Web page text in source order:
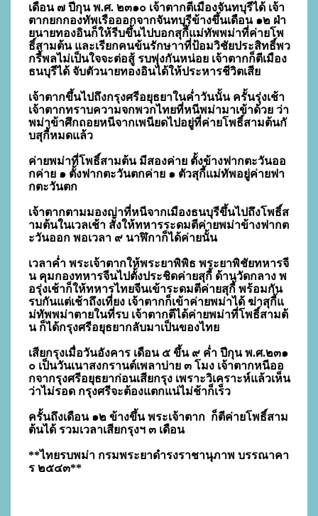
เดือน ๗ ปีกุน พ.ศ. ๒๓๑๐ เจ้าตากตีเมืองจันทบุรีได้ เจ้า
ตากยกกองทัพเรือออกจากจันทบุรีข้างขึ้นเดือน ๑๒ ฝ่า
ยนายทองอินก็ให้รีบขึ้นไปบอกสุกี้แม่ทัพพม่าที่ค่ายโพ
ธิ์สามต้น และเรียกคนข้นรักษาาที่ป้อมวิชัยประสิทธิ์พว
กรี้พลไม่เป็นใจจะต่อสู้ รบพุ่งกันหน่อย เจ้าตากก็ตีเมือง
ธนบุรีได้ จับตัวนายทองอินได้ให้ประหารชีวิตเสีย
เจ้าตากขึ้นไปถึงกรุงศรีอยุธยาในค่ำวันนั้น ครั้นรุ่งเช้า
เจ้าตากทราบความจกพวกไทยที่หนีพม่ามาเข้าด้วย ว่า
พม่าข้าศึกถอยหนีจากเพนียดไปอยู่ที่ค่ายโพธิ์สามต้นกั
บสุกี้หมดแล้ว
ค่ายพม่าที่โพธิ์สามต้น มีสองค่าย ตั้งข้างฟากตะวันออ
กค่าย ๑ ตั้งฟากตะวันตกค่าย ๑ ตัวสุกี้แม่ทัพอยู่ค่ายฟา
กตะวันตก
เจ้าตากตามมองญ่าที่หนีจากเมืองธนบุรีขึ้นไปถึงโพธิ์ส
ามต้นในเวลเช้า สั่งให้ทหารระดมตีค่ายพม่าข้างฟากต
ะวันออก พอเวลา ๙ นาฬิกาก็ได้ค่ายนั้น
เวลาค่ำ พระเจ้าตากให้พระยาพิพิธ พระยาพิชัยทหารจี
น คุมกองทหารจีนไปตั้งประชิดค่ายสุกี้ ด้านวัดกลาง พ
อรุ่งเช้าก็ให้ทหารไทยจีนเข้าระดมตีค่ายสุกี้ พร้อมกัน
รบกันแต่เช้าถึงเที่ยง เจ้าตากก็เข้าค่ายพม่าได้ ฆ่าสุกี้แ
ม่ทัพพม่าตายในที่รบ เจ้าตากตีได้ค่ายพม่าที่โพธิ์สามต้
น ก็ได้กรุงศรีอยุธยากลับมาเป็นของไทย
เสียกรุงเมื่อวันอังคาร เดือน ๕ ขึ้น ๙ ค่ำ ปีกุน พ.ศ.๒๓๑
๐ เป็นวันเนาสงกรานต์เพลาบ่าย ๓ โมง เจ้าตากหนีออ
กจากรุงศรีอยุธยาก่อนเสียกรุง เพราะวิเคราะห์แล้วเห็น
ว่าไม่รอด กรุงศรีจะต้องแตกแน่ไม่ช้าก็เร็ว
ครั้นถึงเดือน ๑๒ ข้างขึ้น พระเจ้าตาก  ก็ตีค่ายโพธิ์สาม
ต้นได้ รวมเวลาเสียกรุงฯ ๓ เดือน
**ไทยรบพม่า กรมพระยาดำรงราชานุภาพ บรรณาคา
ร ๒๕๔๓**